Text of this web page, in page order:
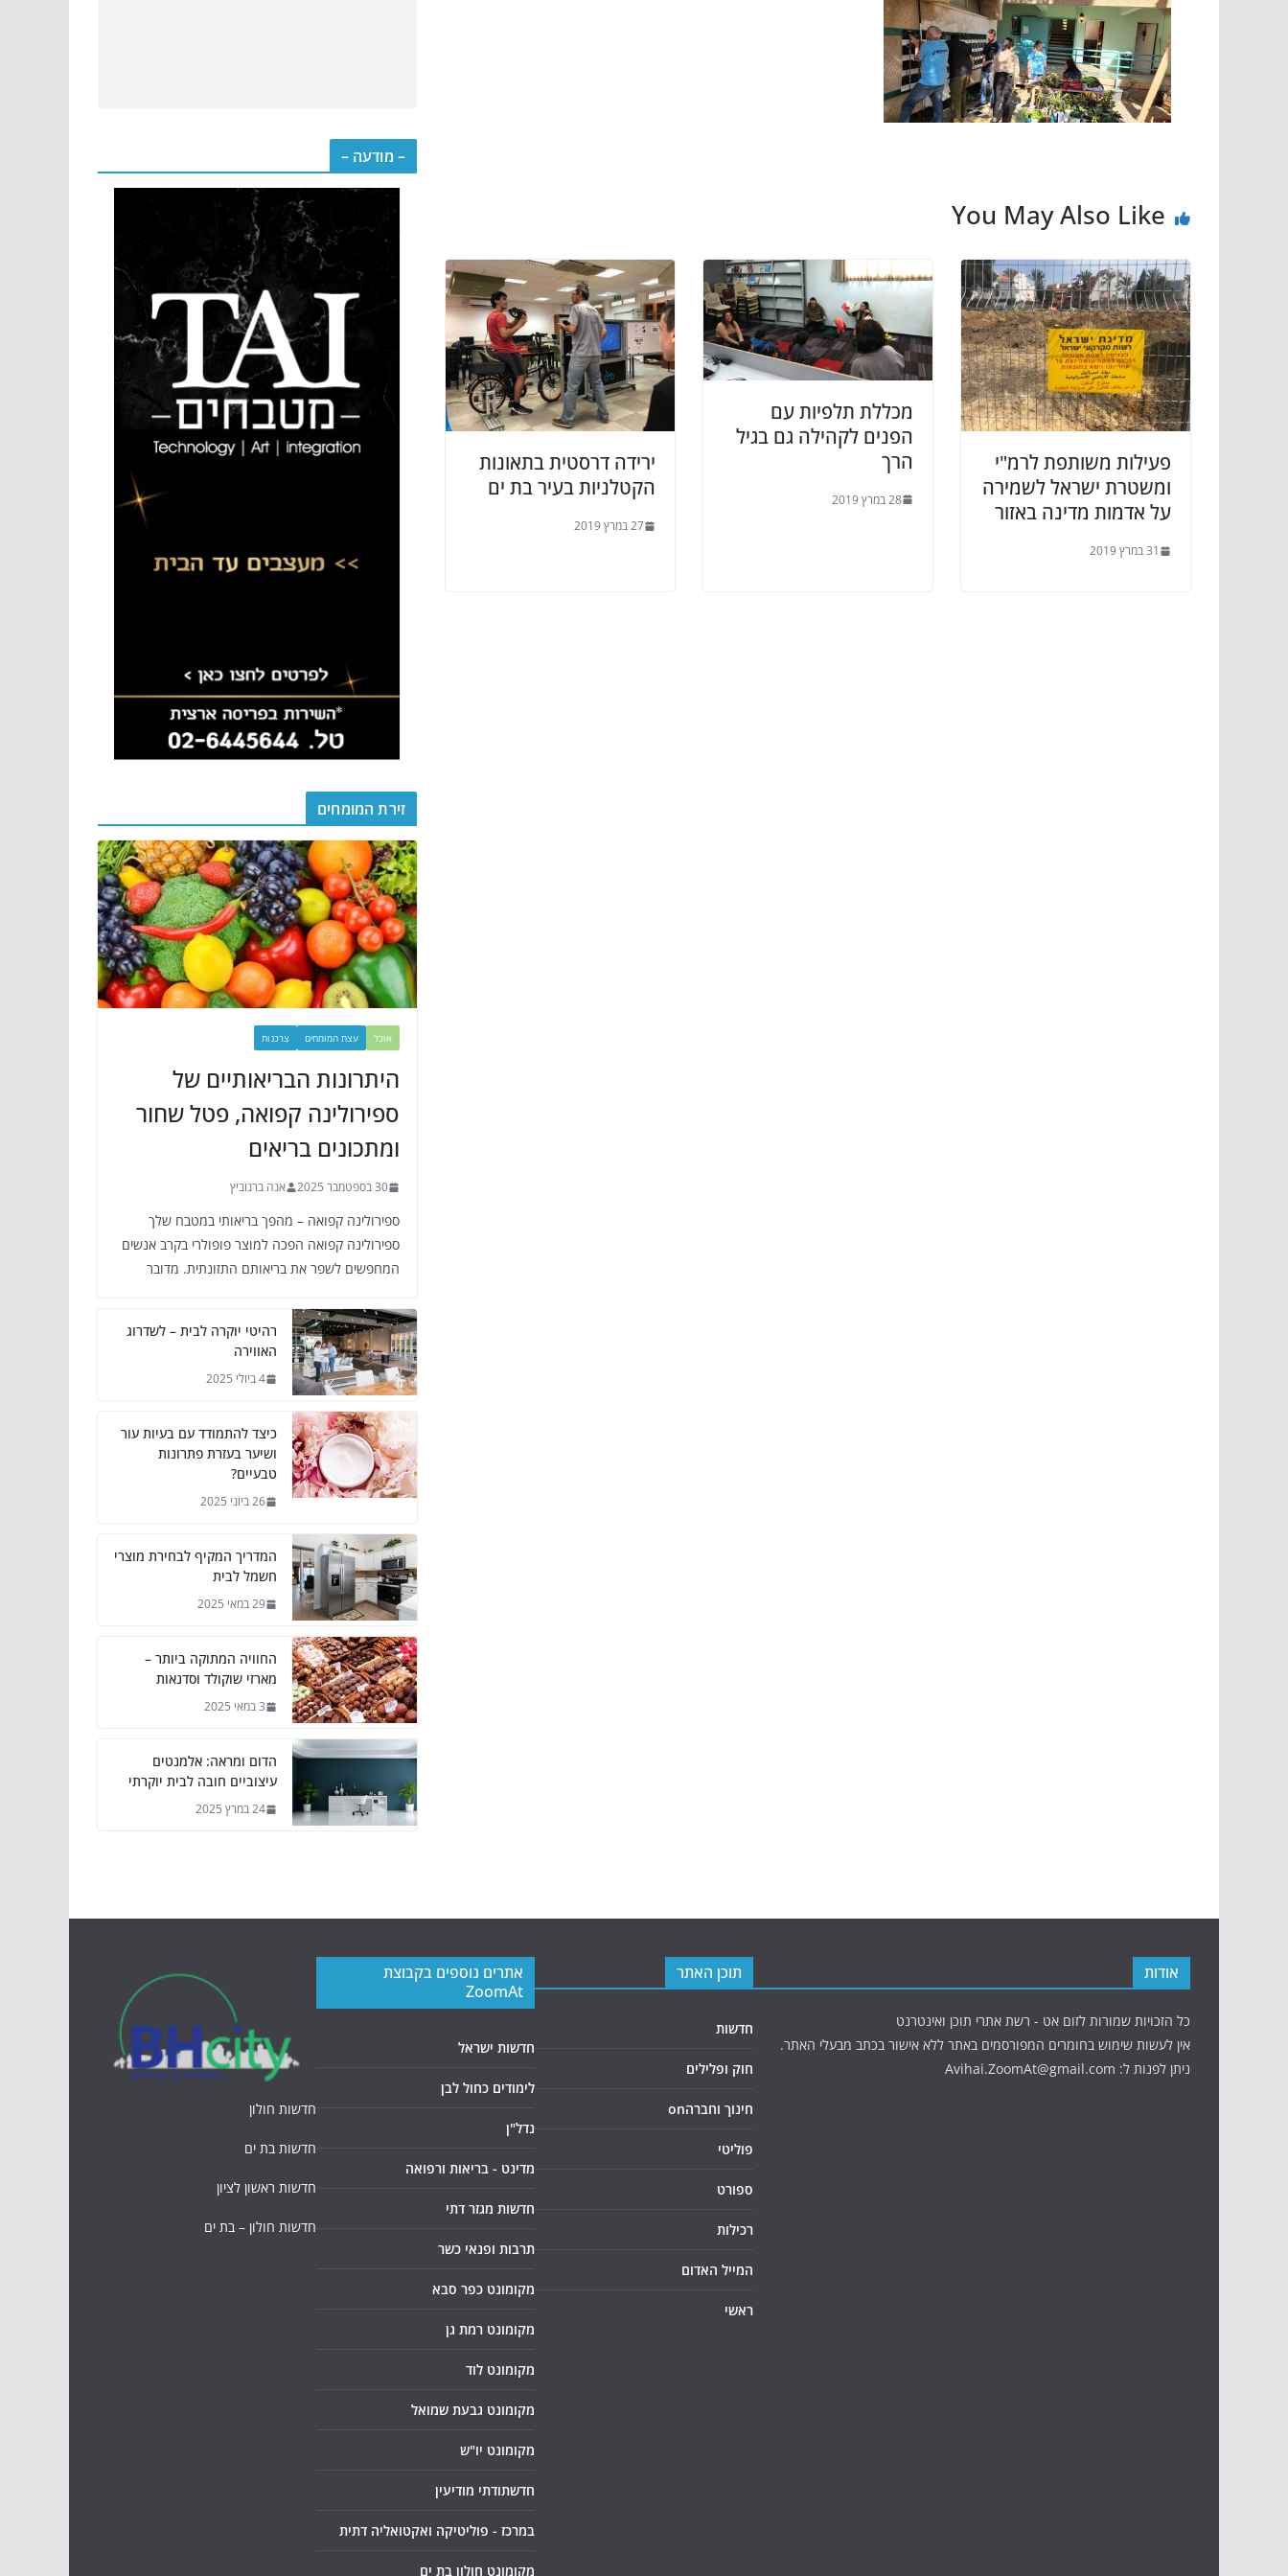
You May Also Like
פעילות משותפת לרמ"י
ומשטרת ישראל לשמירה
על אדמות מדינה באזור
31 במרץ 2019
מכללת תלפיות עם
הפנים לקהילה גם בגיל
הרך
28 במרץ 2019
ירידה דרסטית בתאונות
הקטלניות בעיר בת ים
27 במרץ 2019
– מודעה –
זירת המומחים
אוכל עצת המומחים צרכנות
היתרונות הבריאותיים של
ספירולינה קפואה, פטל שחור
ומתכונים בריאים
30 בספטמבר 2025 אנה ברנוביץ
ספירולינה קפואה – מהפך בריאותי במטבח שלך
ספירולינה קפואה הפכה למוצר פופולרי בקרב אנשים
המחפשים לשפר את בריאותם התזונתית. מדובר
רהיטי יוקרה לבית – לשדרוג
האווירה
4 ביולי 2025
כיצד להתמודד עם בעיות עור
ושיער בעזרת פתרונות
טבעיים?
26 ביוני 2025
המדריך המקיף לבחירת מוצרי
חשמל לבית
29 במאי 2025
החוויה המתוקה ביותר –
מארזי שוקולד וסדנאות
3 במאי 2025
הדום ומראה: אלמנטים
עיצוביים חובה לבית יוקרתי
24 במרץ 2025
אודות
כל הזכויות שמורות לזום אט - רשת אתרי תוכן ואינטרנט
אין לעשות שימוש בחומרים המפורסמים באתר ללא אישור בכתב מבעלי האתר.
ניתן לפנות ל: Avihai.ZoomAt@gmail.com
תוכן האתר
חדשות
חוק ופלילים
חינוך וחברהon
פוליטי
ספורט
רכילות
המייל האדום
ראשי
אתרים נוספים בקבוצת
ZoomAt
חדשות ישראל
לימודים כחול לבן
נדל"ן
מדינט - בריאות ורפואה
חדשות מגזר דתי
תרבות ופנאי כשר
מקומונט כפר סבא
מקומונט רמת גן
מקומונט לוד
מקומונט גבעת שמואל
מקומונט יו"ש
חדשתודתי מודיעין
במרכז - פוליטיקה ואקטואליה דתית
מקומונט חולון בת ים
חדשות חולון
חדשות בת ים
חדשות ראשון לציון
חדשות חולון – בת ים